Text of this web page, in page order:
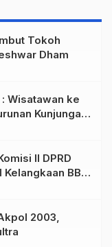
Tokoh
Dham
Wisatawan ke
Kunjungan
II DPRD
BBM
2003,